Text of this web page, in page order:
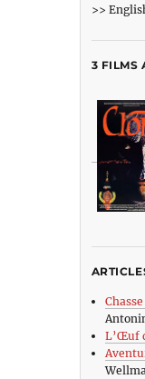
>>
3 FILMS
L’Œuf